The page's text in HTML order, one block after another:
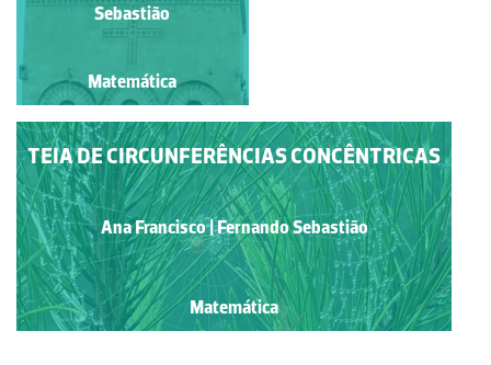
Sebastião
Matemática
Sebastião
Matemática
TEIA DE CIRCUNFERÊNCIAS CONCÊNTRICAS
Ana Francisco | Fernando Sebastião
Matemática